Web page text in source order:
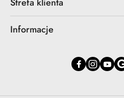
Informacje